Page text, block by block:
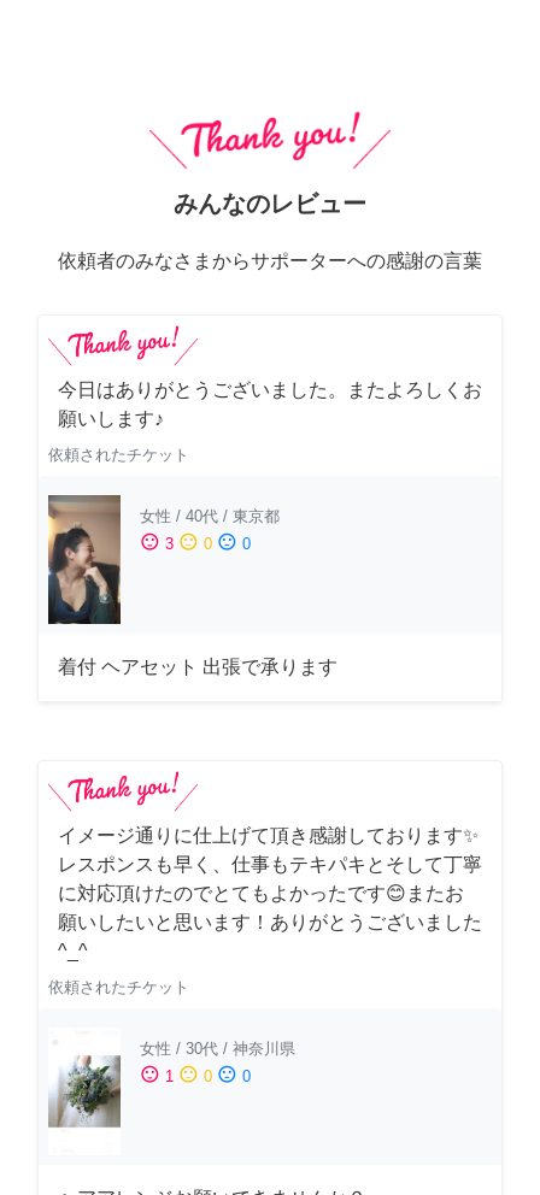
みんなのレビュー
依頼者のみなさまからサポーターへの感謝の言葉
今日はありがとうございました。またよろしくお
願いします♪
依頼されたチケット
女性 / 40代 / 東京都
sentiment_satisfied 3 sentiment_neutral 0 sentiment_dissatisfied 0
着付 ヘアセット 出張で承ります
イメージ通りに仕上げて頂き感謝しております✨
レスポンスも早く、仕事もテキパキとそして丁寧
に対応頂けたのでとてもよかったです😊またお
願いしたいと思います！ありがとうございました
^_^
依頼されたチケット
女性 / 30代 / 神奈川県
sentiment_satisfied 1 sentiment_neutral 0 sentiment_dissatisfied 0